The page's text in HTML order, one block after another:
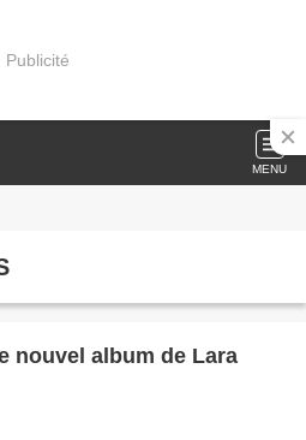
Publicité
MENU
nouvel album de Lara